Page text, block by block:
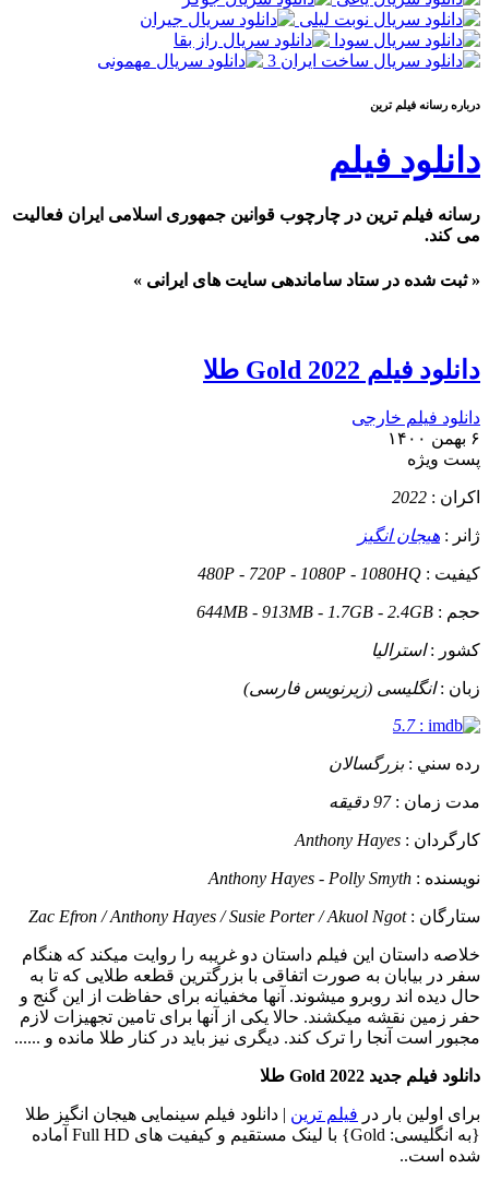
درباره رسانه فيلم ترين
دانلود فیلم
رسانه فیلم ترین در چارچوب قوانین جمهوری اسلامی ایران فعالیت
می کند.
« ثبت شده در ستاد ساماندهی سایت های ایرانی »
دانلود فیلم Gold 2022 طلا
دانلود فیلم خارجی
۶ بهمن ۱۴۰۰
پست ويژه
اکران : 2022
ژانر : هیجان انگیز
کيفيت : 480P - 720P - 1080P - 1080HQ
حجم : 644MB - 913MB - 1.7GB - 2.4GB
کشور :استرالیا
زبان :انگلیسی (زیرنویس فارسی)
:
5.7
رده سني :بزرگسالان
مدت زمان :97 دقیقه
کارگردان : Anthony Hayes
نويسنده : Anthony Hayes - Polly Smyth
ستارگان :Zac Efron / Anthony Hayes / Susie Porter / Akuol Ngot
خلاصه داستان این فیلم داستان دو غریبه را روایت میکند که هنگام
سفر در بیابان به صورت اتفاقی با بزرگترین قطعه طلایی که تا به
حال دیده اند روبرو میشوند. آنها مخفیانه برای حفاظت از این گنج و
حفر زمین نقشه میکشند. حالا یکی از آنها برای تامین تجهیزات لازم
مجبور است آنجا را ترک کند. دیگری نیز باید در کنار طلا مانده و ......
دانلود فیلم جدید Gold 2022 طلا
برای اولین بار در فیلم ترین | دانلود فیلم سینمایی هیجان انگیز طلا
{به انگلیسی: Gold} با لینک مستقیم و کیفیت های Full HD آماده
شده است..